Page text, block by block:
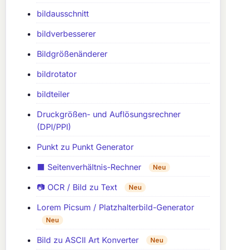
bildausschnitt
bildverbesserer
Bildgrößenänderer
bildrotator
bildteiler
Druckgrößen- und Auflösungsrechner
(DPI/PPI)
Punkt zu Punkt Generator
⬛ Seitenverhältnis-Rechner
Neu
📷 OCR / Bild zu Text Neu
Lorem Picsum / Platzhalterbild-Generator
Neu
Bild zu ASCII Art Konverter Neu